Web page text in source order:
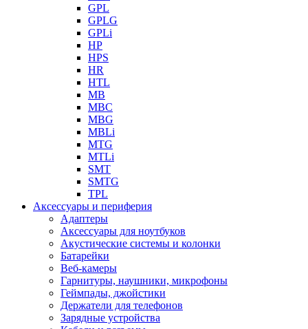
GPL
GPLG
GPLi
HP
HPS
HR
HTL
MB
MBC
MBG
MBLi
MTG
MTLi
SMT
SMTG
TPL
Аксессуары и периферия
Адаптеры
Аксессуары для ноутбуков
Акустические системы и колонки
Батарейки
Веб-камеры
Гарнитуры, наушники, микрофоны
Геймпады, джойстики
Держатели для телефонов
Зарядные устройства